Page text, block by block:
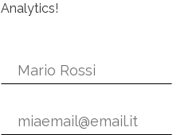
Analytics!